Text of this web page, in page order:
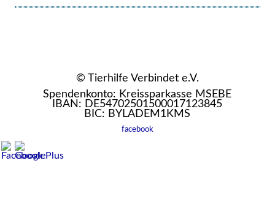
© Tierhilfe Verbindet e.V.
Spendenkonto: Kreissparkasse MSEBE
IBAN: DE54702501500017123845
BIC: BYLADEM1KMS
facebook